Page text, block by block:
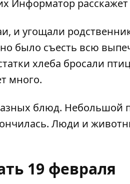
Информатор
и угощали
было съесть всю
хлеба бросали
много.
блюд. Небольшой
Люди и
19 февраля